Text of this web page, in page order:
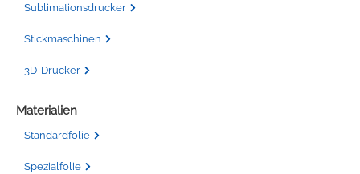
Sublimationsdrucker
Stickmaschinen
3D-Drucker
Materialien
Standardfolie
Spezialfolie